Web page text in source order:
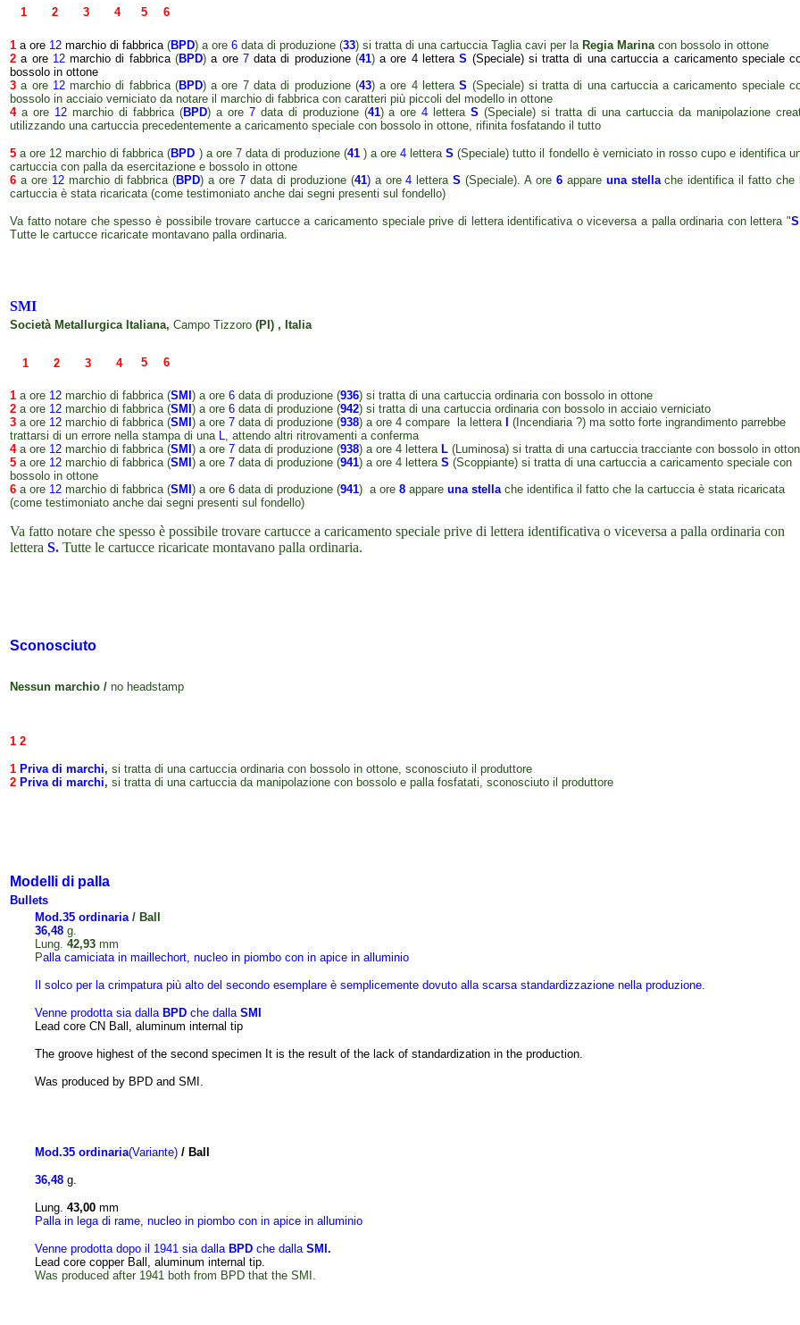
1 2 3 4 5 6
1 a ore 12 marchio di fabbrica(BPD) a ore 6 data di produzione (33) si tratta di una cartuccia Taglia cavi per la Regia Marinacon bossolo in ottone
2 a ore 12marchio di fabbrica(BPD)a ore 7data di produzione(41)a ore 4 lettera S (Speciale) si tratta di una cartuccia a caricamento speciale
bossolo in ottone
3 a ore 12marchio di fabbrica (BPD) a ore 7 data di produzione (43) a ore 4 letteraS (Speciale) si tratta di una cartuccia a caricamento speciale
bossolo in acciaio verniciato da notare il marchio di fabbrica con caratteri più piccoli del modello in ottone
4a ore 12marchio di fabbrica (BPD) a ore 7data di produzione (41) a ore4 letteraS(Speciale) si tratta di una cartuccia da manipolazione
utilizzando una cartuccia precedentemente a caricamento speciale con bossolo in ottone, rifinita fosfatando il tutto
5a ore 12 marchio di fabbrica (BPD ) a ore 7 data di produzione (41 ) a ore4 letteraS (Speciale) tutto il fondello è verniciato in rosso cupo e identifica
cartuccia con palla da esercitazione e bossolo in ottone
6 a ore 12marchio di fabbrica (BPD) a ore 7 data di produzione (41)a ore4 letteraS(Speciale). A ore 6appare una stellache identifica il fatto che
cartuccia è stata ricaricata (come testimoniato anche dai segni presenti sul fondello)
Va fatto notare che spesso è possibile trovare cartucce a caricamento speciale prive di lettera identificativa o viceversa a palla ordinaria con lettera "
Tutte le cartucce ricaricate montavano palla ordinaria.
SMI
Società Metallurgica Italiana, Campo Tizzoro (PI) , Italia
1 2 3 4 5 6
1 a ore 12 marchio di fabbrica (SMI ) a ore 6 data di produzione (936) si tratta di una cartuccia ordinaria con bossolo in ottone
2 a ore 12 marchio di fabbrica (SMI ) a ore 6 data di produzione (942) si tratta di una cartuccia ordinaria con bossolo in acciaio verniciato
3 a ore 12 marchio di fabbrica (SMI ) a ore 7 data di produzione (938) a ore 4 compare la lettera
(Incendiaria ?) ma sotto forte ingrandimento parrebbe
trattarsi di un errore nella stampa di una L, attendo altri ritrovamenti a conferma
4a ore 12 marchio di fabbrica (SMI ) a ore 7 data di produzione (938) a ore 4 lettera L (Luminosa) si tratta di una cartuccia tracciante con bossolo in
5 a ore 12 marchio di fabbrica (SMI ) a ore 7 data di produzione (941) a ore 4 lettera S (Scoppiante) si tratta di una cartuccia a caricamento speciale con
bossolo in ottone
6 a ore 12 marchio di fabbrica (SMI ) a ore 6 data di produzione (941) a ore 8 appare una stellache identifica il fatto che la cartuccia è stata ricaricata
(come testimoniato anche dai segni presenti sul fondello)
Va fatto notare che spesso è possibile trovare cartucce a caricamento speciale prive di lettera identificativa o viceversa a palla ordinaria con
lettera S. Tutte le cartucce ricaricate montavano palla ordinaria.
Sconosciuto
Nessun marchio / no headstamp
1 2
1 Priva di marchi, si tratta di una cartuccia ordinaria con bossolo in ottone, sconosciuto il produttore
2 Priva di marchi, si tratta di una cartuccia da manipolazione con bossolo e palla fosfatati, sconosciuto il produttore
Modelli di palla
Bullets
Mod.35 ordinaria / Ball
36,48 g.
Lung. 42,93 mm
Palla camiciata in maillechort, nucleo in piombo con in apice in alluminio
Il solco per la crimpatura più alto del secondo esemplare è semplicemente dovuto alla scarsa standardizzazione nella produzione.
Venne prodotta sia dalla BPD che dalla SMI
Lead core CN Ball, aluminum internal tip
The groove highest of the second specimen It is the result of the lack of standardization in the production.
Was produced by BPD and SMI.
Mod.35 ordinaria(Variante) / Ball
36,48 g.
Lung. 43,00 mm
Palla in lega di rame, nucleo in piombo con in apice in alluminio
Venne prodotta dopo il 1941 sia dalla BPD che dalla SMI .
Lead core copper Ball, aluminum internal tip.
Was produced after 1941 both from BPD that the SMI.